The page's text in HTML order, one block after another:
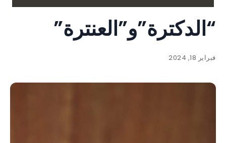
“الدكترة”و”العنترة”
فبراير 18, 2024